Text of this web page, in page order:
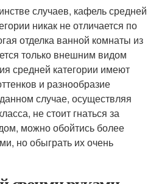
случаев, кафель средней
никак не отличается по
отделка ванной комнаты из
только внешним видом
средней категории имеют
и разнообразие
случае, осуществляя
не стоит гнаться за
можно обойтись более
но обыграть их очень